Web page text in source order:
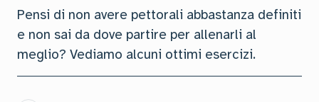
Pensi di non avere pettorali abbastanza definiti
e non sai da dove partire per allenarli al
meglio? Vediamo alcuni ottimi esercizi.